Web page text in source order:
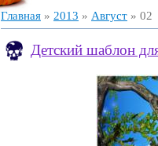
Главная » 2013 » Август » 02
Детский шаблон